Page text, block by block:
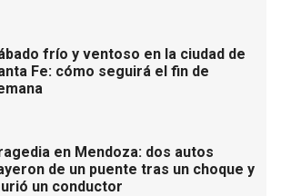
frío y ventoso en la ciudad de
Fe: cómo seguirá el fin de
en Mendoza: dos autos
de un puente tras un choque y
un conductor